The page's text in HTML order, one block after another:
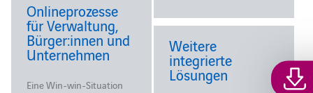
Onlineprozesse
für Verwaltung,
Bürger:innen und
Unternehmen
Eine Win-win-Situation
Weitere
integrierte
Lösungen